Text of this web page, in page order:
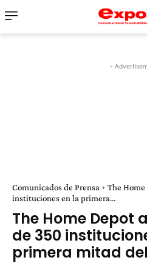
-
Comunicados de Prensa
The Home
instituciones en la primera...
The Home Depot
de 350
primera mitad